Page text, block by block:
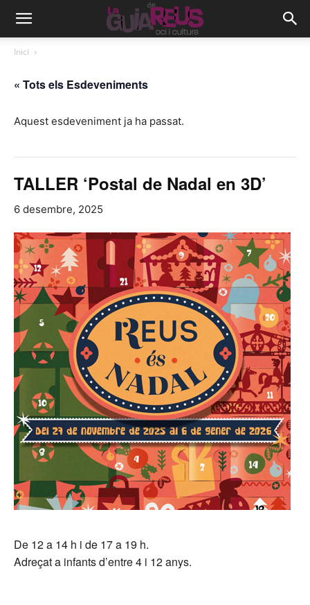
Inici
« Tots els Esdeveniments
Aquest esdeveniment ja ha passat.
TALLER ‘Postal de Nadal en 3D’
6 desembre, 2025
De 12 a 14 h i de 17 a 19 h.
Adreçat a infants d’entre 4 i 12 anys.